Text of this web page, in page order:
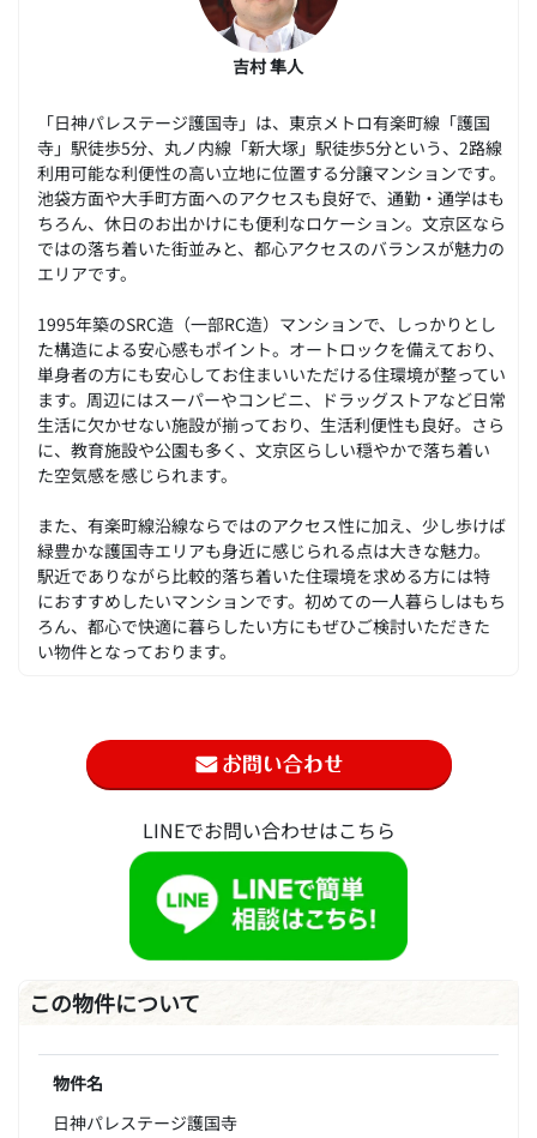
吉村 隼人
「日神パレステージ護国寺」は、東京メトロ有楽町線「護国
寺」駅徒歩5分、丸ノ内線「新大塚」駅徒歩5分という、2路線
利用可能な利便性の高い立地に位置する分譲マンションです。
池袋方面や大手町方面へのアクセスも良好で、通勤・通学はも
ちろん、休日のお出かけにも便利なロケーション。文京区なら
ではの落ち着いた街並みと、都心アクセスのバランスが魅力の
エリアです。
1995年築のSRC造（一部RC造）マンションで、しっかりとし
た構造による安心感もポイント。オートロックを備えており、
単身者の方にも安心してお住まいいただける住環境が整ってい
ます。周辺にはスーパーやコンビニ、ドラッグストアなど日常
生活に欠かせない施設が揃っており、生活利便性も良好。さら
に、教育施設や公園も多く、文京区らしい穏やかで落ち着い
た空気感を感じられます。
また、有楽町線沿線ならではのアクセス性に加え、少し歩けば
緑豊かな護国寺エリアも身近に感じられる点は大きな魅力。
駅近でありながら比較的落ち着いた住環境を求める方には特
におすすめしたいマンションです。初めての一人暮らしはもち
ろん、都心で快適に暮らしたい方にもぜひご検討いただきた
い物件となっております。
LINEでお問い合わせはこちら
この物件について
物件名
日神パレステージ護国寺